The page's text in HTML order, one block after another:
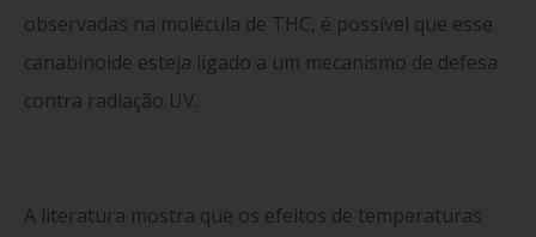
observadas na molécula de THC, é possível que esse
canabinoide esteja ligado a um mecanismo de defesa
contra radiação UV.
A literatura mostra que os efeitos de temperaturas